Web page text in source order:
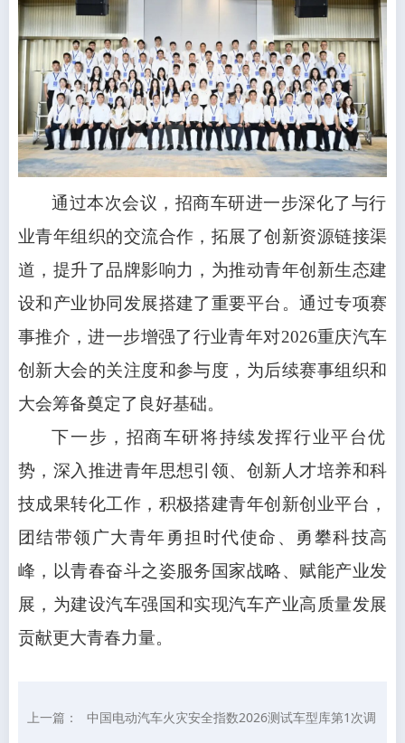
通过本次会议，招商车研进一步深化了与行
业青年组织的交流合作，拓展了创新资源链接渠
道，提升了品牌影响力，为推动青年创新生态建
设和产业协同发展搭建了重要平台。通过专项赛
事推介，进一步增强了行业青年对2026重庆汽车
创新大会的关注度和参与度，为后续赛事组织和
大会筹备奠定了良好基础。
下一步，招商车研将持续发挥行业平台优
势，深入推进青年思想引领、创新人才培养和科
技成果转化工作，积极搭建青年创新创业平台，
团结带领广大青年勇担时代使命、勇攀科技高
峰，以青春奋斗之姿服务国家战略、赋能产业发
展，为建设汽车强国和实现汽车产业高质量发展
贡献更大青春力量。
上一篇： 中国电动汽车火灾安全指数2026测试车型库第1次调